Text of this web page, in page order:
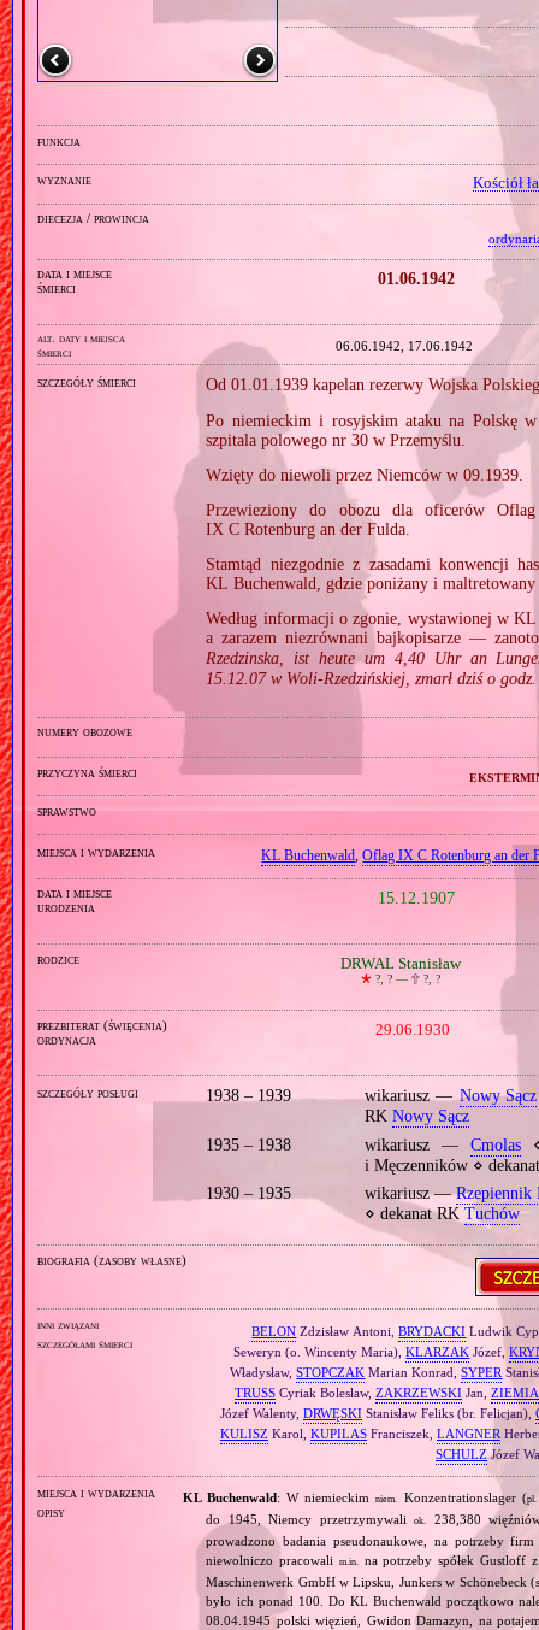
funkcja
wyznanie Kościół
diecezja / prowincja
data i miejsce
śmierci
01.06.1942
alt. daty i miejsca
śmierci
06.06.1942, 17.06.1942
szczegóły śmierci
Od 01.01.1939 kapelan rezerwy Wojska
Po niemieckim i rosyjskim ataku na Polskę
szpitala polowego nr 30 w Przemyślu.
Wzięty do niewoli przez Niemców w 09.1939.
Przewieziony do obozu dla oficerów
IX C Rotenburg an der Fulda.
Stamtąd niezgodnie z zasadami konwencji
KL Buchenwald, gdzie poniżany i maltretowany
Według informacji o zgonie, wystawionej w
a zarazem niezrównani bajkopisarze —
Rzedzinska, ist heute um 4,40 Uhr an
15.12.07 w Woli‐Rzedzińskiej, zmarł dziś o
numery obozowe
przyczyna śmierci
sprawstwo
miejsca i wydarzenia KL Buchenwald,Oflag IX C Rotenburg an der
data i miejsce
urodzenia
15.12.1907
rodzice DRWAL Stanisław
🞲?, ? — 🕆?, ?
prezbiterat (święcenia)
ordynacja
29.06.1930
szczegóły posługi 1938 – 1939 wikariusz —Nowy Sącz
RK Nowy Sącz
1935 – 1938
wikariusz — Cmolas⋄
i Męczenników ⋄
1930 – 1935
wikariusz —Rzepiennik
⋄ dekanat RK Tuchów
biografia (zasoby własne)
inni związani
szczegółami śmierci
BELON Zdzisław Antoni,BRYDACKI Ludwik
Seweryn (o. Wincenty Maria),KLARZAK Józef,
Władysław,STOPCZAK Marian Konrad,SYPER
TRUSSCyriak Bolesław, ZAKRZEWSKIJan,
Józef Walenty, DRWĘSKIStanisław Feliks (br. Felicjan),
KULISZ Karol, KUPILASFranciszek, LANGNER
SCHULZJózef
miejsca i wydarzenia
opisy
KL Buchenwald : W niemieckimniem. Konzentrationslager (pl.
do 1945, Niemcy przetrzymywaliok.
238,380
prowadzono badania pseudonaukowe, na potrzeby
niewolniczo pracowali
m.in. na potrzeby spółek Gustloff
Maschinenwerk GmbH w Lipsku, Junkers w Schönebeck
było ich ponad 100. Do KL Buchenwald początkowo
08.04.1945 polski więzień, Gwidon Damazyn, na